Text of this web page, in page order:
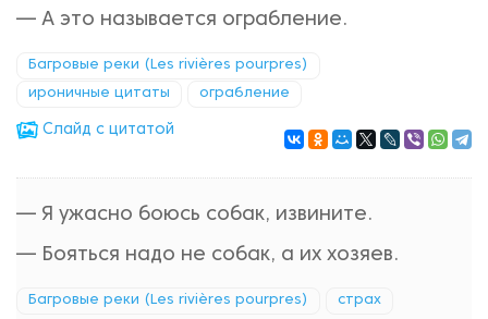
— А это называется ограбление.
Багровые реки (Les rivières pourpres)
ироничные цитаты ограбление
Cлайд с цитатой
— Я ужасно боюсь собак, извините.
— Бояться надо не собак, а их хозяев.
Багровые реки (Les rivières pourpres) страх